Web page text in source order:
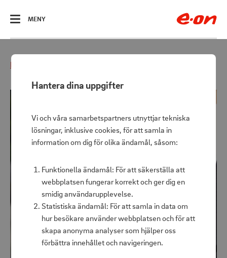
Hantera dina uppgifter
Vi och våra samarbetspartners utnyttjar tekniska
lösningar, inklusive cookies, för att samla in
information om dig för olika ändamål, såsom:
Funktionella ändamål: För att säkerställa att
webbplatsen fungerar korrekt och ger dig en
smidig användarupplevelse.
Statistiska ändamål: För att samla in data om
hur besökare använder webbplatsen och för att
skapa anonyma analyser som hjälper oss
förbättra innehållet och navigeringen.
ÖPPNA
MENY
Hem